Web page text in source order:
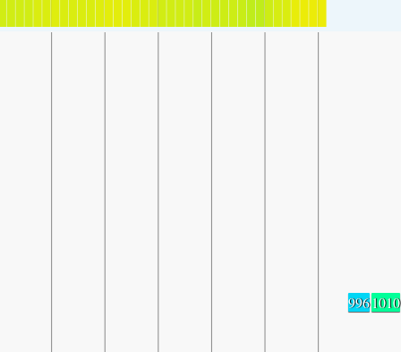
9961010